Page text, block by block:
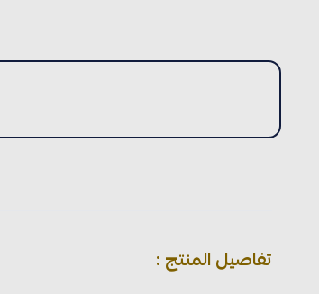
تفاصيل المنتج :